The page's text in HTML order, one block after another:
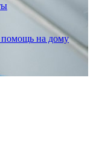
помощь на дому